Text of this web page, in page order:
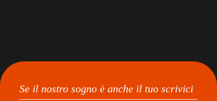
Se il nostro sogno è anche il tuo scrivici